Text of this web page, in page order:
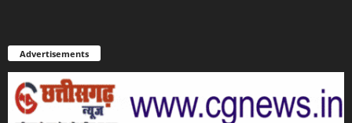
Advertisements